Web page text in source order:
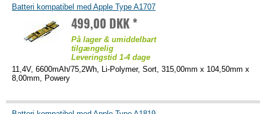
Batteri kompatibel med Apple Type A1707
499,00 DKK *
På lager & umiddelbart
tilgængelig
Leveringstid 1-4 dage
11,4V, 6600mAh/75,2Wh, Li-Polymer, Sort, 315,00mm x 104,50mm x
8,00mm, Powery